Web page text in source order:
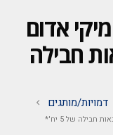
מיקי אדום
חבילה
דמויות/מותגים